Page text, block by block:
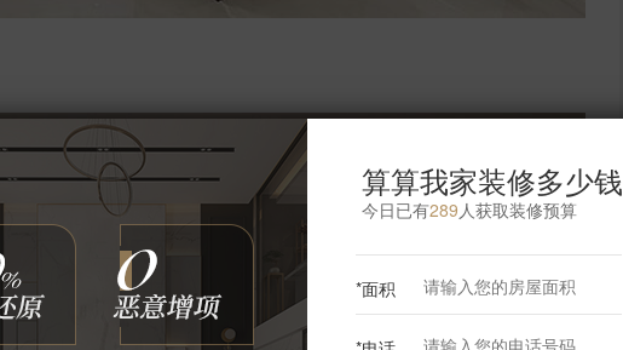
算算我家装修多少钱
今日已有289 人获取装修预算
*面积